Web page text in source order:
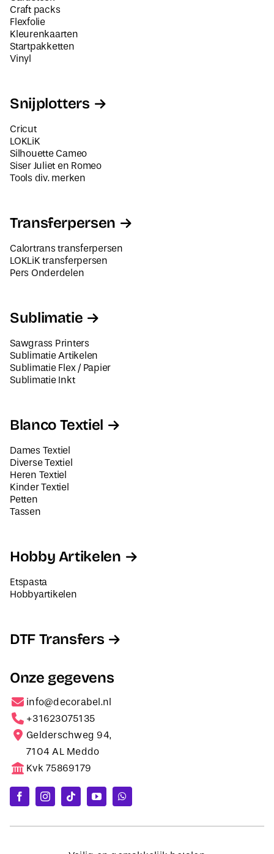
Craft packs
Flexfolie
Kleurenkaarten
Startpakketten
Vinyl
Snijplotters
Cricut
LOKLiK
Silhouette Cameo
Siser Juliet en Romeo
Tools div. merken
Transferpersen
Calortrans transferpersen
LOKLiK transferpersen
Pers Onderdelen
Sublimatie
Sawgrass Printers
Sublimatie Artikelen
Sublimatie Flex / Papier
Sublimatie Inkt
Blanco Textiel
Dames Textiel
Diverse Textiel
Heren Textiel
Kinder Textiel
Petten
Tassen
Hobby Artikelen
Etspasta
Hobbyartikelen
DTF Transfers
Onze gegevens
info@decorabel.nl
+31623075135
Gelderschweg 94,
7104 AL Meddo
Kvk 75869179